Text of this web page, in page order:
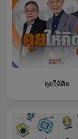
คุยให้คิด